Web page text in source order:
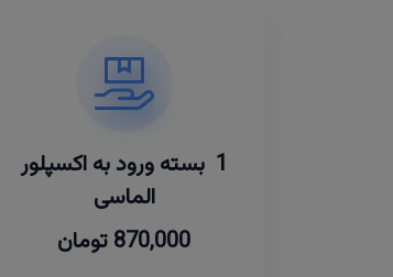
1 بسته ورود به اکسپلور
الماسی
870,000 تومان